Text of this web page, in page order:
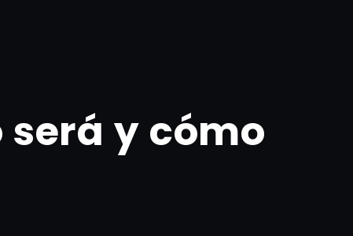
será y cómo